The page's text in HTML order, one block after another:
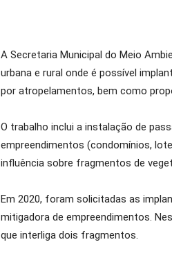
A Secretaria Municipal do Meio
urbana e rural onde é possível
por atropelamentos, bem como
O trabalho inclui a instalação de
empreendimentos (condomínios,
influência sobre fragmentos de
Em 2020, foram solicitadas as
mitigadora de empreendimentos.
que interliga dois fragmentos.